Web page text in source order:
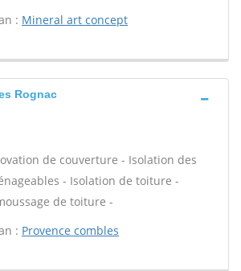
: Mineral art concept
Rognac
de couverture - Isolation des
- Isolation de toiture -
de toiture -
: Provence combles